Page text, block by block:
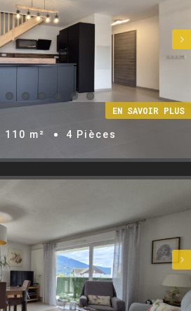

110 m²
4 Pièces
